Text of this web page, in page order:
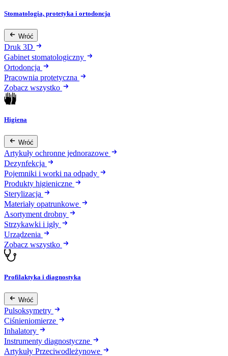
Stomatologia, protetyka i ortodoncja
Wróć
Druk 3D
Gabinet stomatologiczny
Ortodoncja
Pracownia protetyczna
Zobacz wszystko
Higiena
Wróć
Artykuły ochronne jednorazowe
Dezynfekcja
Pojemniki i worki na odpady
Produkty higieniczne
Sterylizacja
Materiały opatrunkowe
Asortyment drobny
Strzykawki i igły
Urządzenia
Zobacz wszystko
Profilaktyka i diagnostyka
Wróć
Pulsoksymetry
Ciśnieniomierze
Inhalatory
Instrumenty diagnostyczne
Artykuły Przeciwodleżynowe